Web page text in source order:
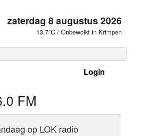
zaterdag 8 augustus 2026
13.7°C / Onbewolkt in Krimpen
Login
FM
op LOK radio